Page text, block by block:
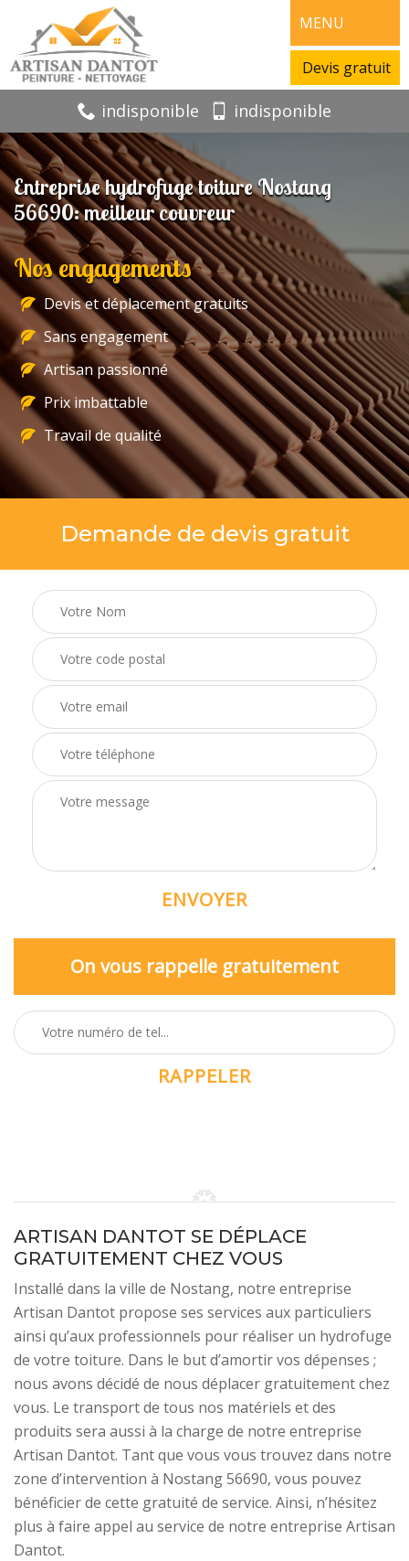
MENU
Devis gratuit
indisponible indisponible
Entreprise hydrofuge toiture Nostang
56690: meilleur couvreur
Nos engagements
Devis et déplacement gratuits
Sans engagement
Artisan passionné
Prix imbattable
Travail de qualité
Demande de devis gratuit
On vous rappelle gratuitement
ARTISAN DANTOT SE DÉPLACE
GRATUITEMENT CHEZ VOUS
Installé dans la ville de Nostang, notre entreprise
Artisan Dantot propose ses services aux particuliers
ainsi qu’aux professionnels pour réaliser un hydrofuge
de votre toiture. Dans le but d’amortir vos dépenses ;
nous avons décidé de nous déplacer gratuitement chez
vous. Le transport de tous nos matériels et des
produits sera aussi à la charge de notre entreprise
Artisan Dantot. Tant que vous vous trouvez dans notre
zone d’intervention à Nostang 56690, vous pouvez
bénéficier de cette gratuité de service. Ainsi, n’hésitez
plus à faire appel au service de notre entreprise Artisan
Dantot.